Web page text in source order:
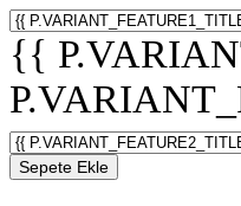
{{
Sepete Ekle